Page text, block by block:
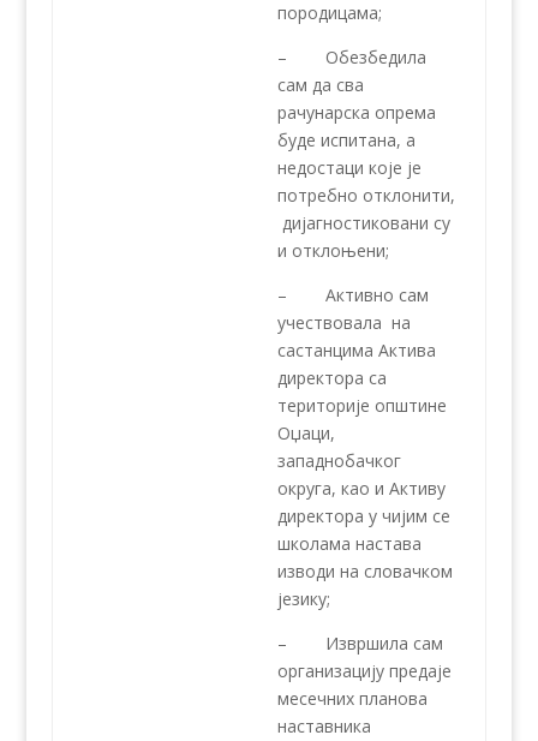
породицама;
– Обезбедила
сам да сва
рачунарска опрема
буде испитана, а
недостаци које је
потребно отклонити,
дијагностиковани су
и отклоњени;
– Активно сам
учествовала на
састанцима Актива
директора са
територије општине
Оџаци,
западнобачког
округа, као и Активу
директора у чијим се
школама настава
изводи на словачком
језику;
– Извршила сам
организацију предаје
месечних планова
наставника